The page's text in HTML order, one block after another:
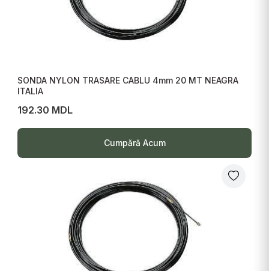
SONDA NYLON TRASARE CABLU 4mm 20 MT NEAGRA
ITALIA
192.30 MDL
Cumpără Acum